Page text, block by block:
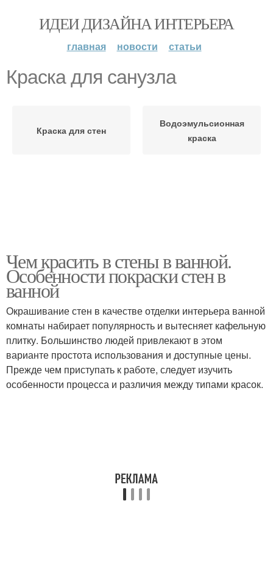
ИДЕИ ДИЗАЙНА ИНТЕРЬЕРА
главная новости статьи
Краска для санузла
Краска для стен
Водоэмульсионная
краска
Чем красить в стены в ванной.
Особенности покраски стен в
ванной
Окрашивание стен в качестве отделки интерьера ванной
комнаты набирает популярность и вытесняет кафельную
плитку. Большинство людей привлекают в этом
варианте простота использования и доступные цены.
Прежде чем приступать к работе, следует изучить
особенности процесса и различия между типами красок.